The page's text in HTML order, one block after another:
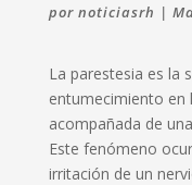
por noticiasrh |
La parestesia es la
entumecimiento en
acompañada de
Este fenómeno
irritación de un